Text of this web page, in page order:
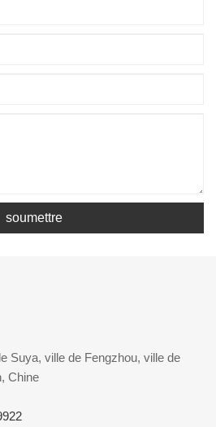
soumettre
Suya, ville de Fengzhou, ville de
Chine